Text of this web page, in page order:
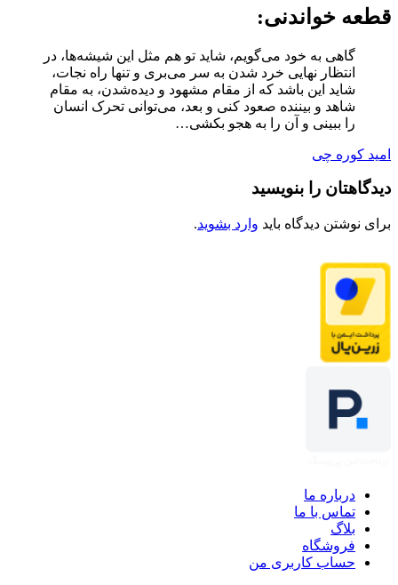
قطعه خواندنی:
گاهی به خود می‌گویم، شاید تو هم مثل این شیشه‌ها، در
انتظار نهایی خرد شدن به سر می‌بری و تنها راه نجات،
شاید این باشد که از مقام مشهود و دیده‌شدن، به مقام
شاهد و بیننده صعود کنی و بعد، می‌توانی تحرک انسان
را ببینی و آن را به هجو بکشی…
امید کوره چی
دیدگاهتان را بنویسید
برای نوشتن دیدگاه باید وارد بشوید.
درباره ما
تماس با ما
بلاگ
فروشگاه
حساب کاربری من